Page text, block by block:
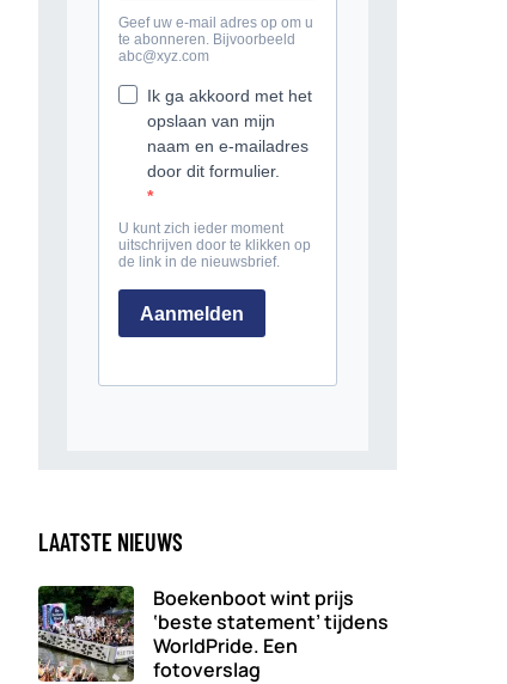
LAATSTE NIEUWS
Boekenboot wint prijs
‘beste statement’ tijdens
WorldPride. Een
fotoverslag